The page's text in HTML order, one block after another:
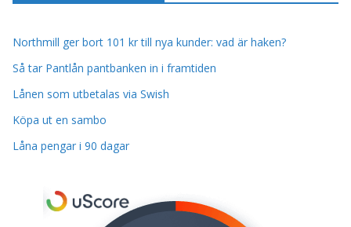
Northmill ger bort 101 kr till nya kunder: vad är haken?
Så tar Pantlån pantbanken in i framtiden
Lånen som utbetalas via Swish
Köpa ut en sambo
Låna pengar i 90 dagar